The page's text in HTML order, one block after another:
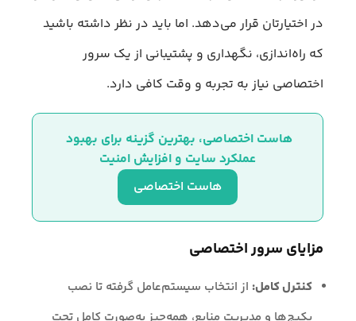
در اختیارتان قرار می‌دهد. اما باید در نظر داشته باشید
که راه‌اندازی، نگهداری و پشتیبانی از یک سرور
اختصاصی نیاز به تجربه و وقت کافی دارد.
هاست اختصاصی، بهترین گزینه برای بهبود
عملکرد سایت و افزایش امنیت
هاست اختصاصی
مزایای سرور اختصاصی
کنترل کامل: از انتخاب سیستم‌عامل گرفته تا نصب